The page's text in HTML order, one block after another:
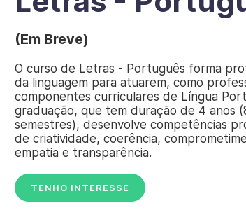
(Em Breve)
O curso de Letras - Português forma
da linguagem para atuarem, como
componentes curriculares de Língua
graduação, que tem duração de 4 anos
semestres), desenvolve competências
de criatividade, coerência,
empatia e transparência.
TENHO INTERESSE